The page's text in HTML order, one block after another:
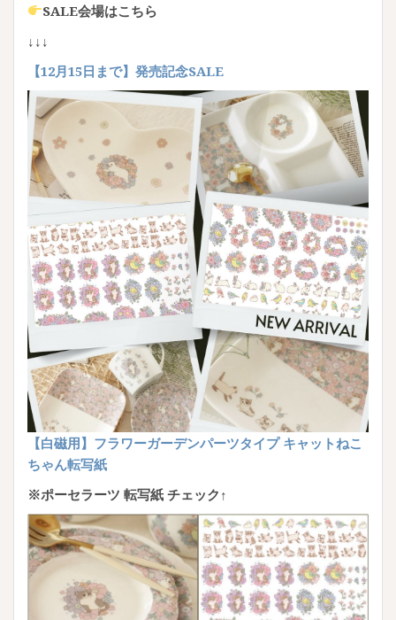
SALE会場はこちら
↓↓↓
【12月15日まで】発売記念SALE
【白磁用】フラワーガーデンパーツタイプ キャットねこ
ちゃん転写紙
※ポーセラーツ 転写紙 チェック↑